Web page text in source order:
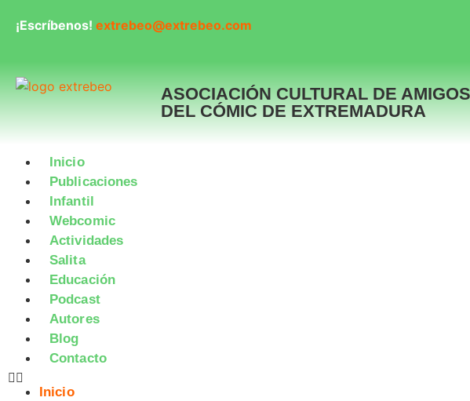
¡Escríbenos! extrebeo@extrebeo.com
ASOCIACIÓN CULTURAL DE AMIGOS
DEL CÓMIC DE EXTREMADURA
Inicio
Publicaciones
Infantil
Webcomic
Actividades
Salita
Educación
Podcast
Autores
Blog
Contacto
Inicio